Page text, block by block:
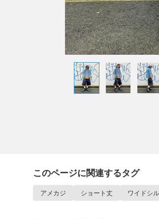
このページに関連するタグ
アメカジ ショート丈 ワイドシ